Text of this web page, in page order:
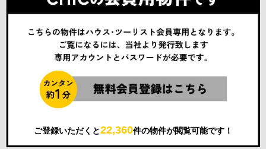
ご登録いただくと22,360件の物件が閲覧可能です！